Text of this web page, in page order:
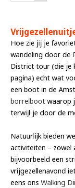
Hoe zie jij je
wandeling door de
District tour (die je
pagina) echt wat
een boot in de
borrelboot waarop
terwijl je door de
Natuurlijk bieden
activiteiten – zowel
bijvoorbeeld een
vrijgezellenavond
eens onsWalking